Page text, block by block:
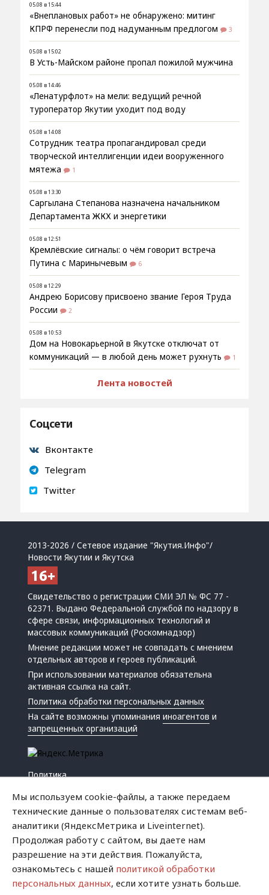
05.08 в 15:44
«Внеплановых работ» не обнаружено: митинг
КПРФ перенесли под надуманным предлогом
3
05.08 в 15:02
В Усть-Майском районе пропал пожилой мужчина
05.08 в 14:46
«Ленатурфлот» на мели: ведущий речной
туроператор Якутии уходит под воду
05.08 в 14:08
Сотрудник театра пропагандировал среди
творческой интеллигенции идеи вооруженного
мятежа
1
05.08 в 13:30
Саргылана Степанова назначена начальником
Департамента ЖКХ и энергетики
05.08 в 12:51
Кремлёвские сигналы: о чём говорит встреча
Путина с Маринычевым
6
05.08 в 12:29
Андрею Борисову присвоено звание Героя Труда
России
2
05.08 в 10:53
Дом на Новокарьерной в Якутске отключат от
коммуникаций — в любой день может рухнуть
1
Лента новостей
Соцсети
Вконтакте
Telegram
Twitter
2013-2026 / Сетевое издание "Якутия.Инфо"/
Новости Якутии и Якутска
Свидетельство о регистрации СМИ ЭЛ № ФС 77 -
62371. Выдано Федеральной службой по надзору в
сфере связи, информационных технологий и
массовых коммуникаций (Роскомнадзор)
Мнение редакции может не совпадать с мнением
отдельных авторов и героев публикаций.
При использовании материалов обязательна
активная ссылка на сайт.
Политика обработки персональных данных
На сайте возможны упоминанияиноагентов и
запрещенных организаций
Политика
Криминал
Успех
Мы используем cookie-файлы, а также передаем
технические данные о пользователях системам веб-
аналитики (ЯндексМетрика и Liveinternet).
Продолжая работу с сайтом, вы даете нам
разрешение на эти действия. Пожалуйста,
ознакомьтесь с нашей политикой обработки
персональных данных, если хотите узнать больше.